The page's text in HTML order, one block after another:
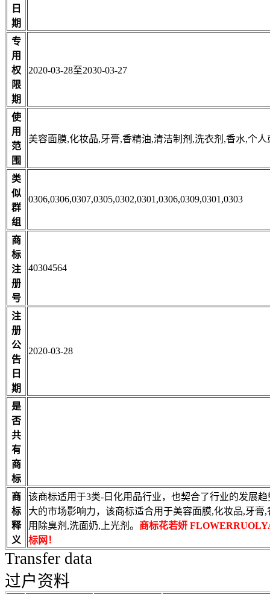
日
期
专
用
权
限
期
2020-03-28至2030-03-27
使
用
范
围
美容面膜,化妆品,牙膏,香精油,清洁制剂,洗衣剂,香水,个
类
似
群
组
0306,0306,0307,0305,0302,0301,0306,0309,0301,0303
商
标
注
册
号
40304564
注
册
公
告
日
期
2020-03-28
是
否
共
有
商
标
商
标
释
义
该商标适用于3类-日化用品行业，也契合了行业的发展
大的市场影响力，该商标适合用于美容面膜,化妆品,牙
用除臭剂,洗面奶,上光剂。 商标花若妍
标网！
Transfer data
过户资料